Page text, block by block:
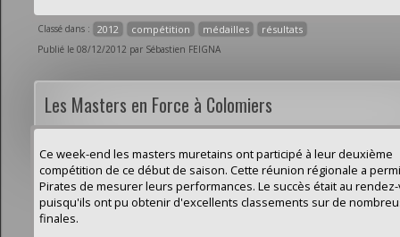
Classé dans : 2012 compétition médailles résultats
Publié le 08/12/2012 par Sébastien FEIGNA
Les Masters en Force à Colomiers
Ce week-end les masters muretains ont participé à leur deuxième
compétition de ce début de saison. Cette réunion régionale a
Pirates de mesurer leurs performances. Le succès était au
puisqu'ils ont pu obtenir d'excellents classements sur de
finales.